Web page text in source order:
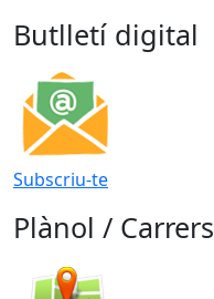
Butlletí digital
Subscriu-te
Plànol / Carrers